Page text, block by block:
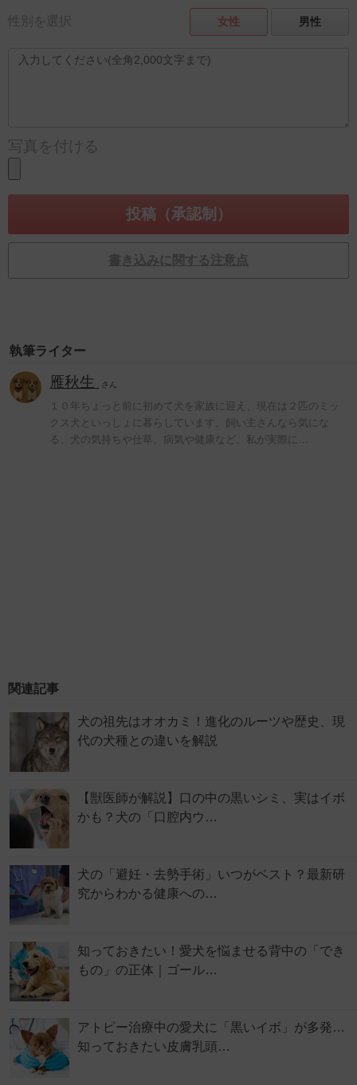
性別を選択 女性 男性
写真を付ける
書き込みに関する注意点
執筆ライター
雁秋生 さん
１０年ちょっと前に初めて犬を家族に迎え、現在は２匹のミッ
クス犬といっしょに暮らしています。飼い主さんなら気にな
る、犬の気持ちや仕草、病気や健康など、私が実際に…
関連記事
犬の祖先はオオカミ！進化のルーツや歴史、現
代の犬種との違いを解説
【獣医師が解説】口の中の黒いシミ、実はイボ
かも？犬の「口腔内ウ…
犬の「避妊・去勢手術」いつがベスト？最新研
究からわかる健康への…
知っておきたい！愛犬を悩ませる背中の「でき
もの」の正体｜ゴール…
アトピー治療中の愛犬に「黒いイボ」が多発…
知っておきたい皮膚乳頭…